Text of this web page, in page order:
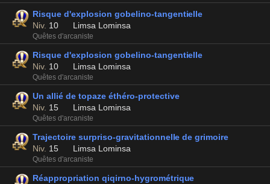
Risque d'explosion gobelino-tangentielle
Niv. 10 Limsa Lominsa
Quêtes d'arcaniste
Risque d'explosion gobelino-tangentielle
Niv. 10 Limsa Lominsa
Quêtes d'arcaniste
Un allié de topaze éthéro-protective
Niv. 15 Limsa Lominsa
Quêtes d'arcaniste
Trajectoire surpriso-gravitationnelle de grimoire
Niv. 15 Limsa Lominsa
Quêtes d'arcaniste
Réappropriation qiqirno-hygrométrique